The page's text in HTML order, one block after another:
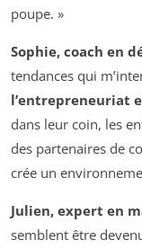
poupe. »
Sophie, coach en
tendances qui
l’entrepreneuriat
dans leur coin, les
des partenaires de
crée un
Julien, expert en
semblent être